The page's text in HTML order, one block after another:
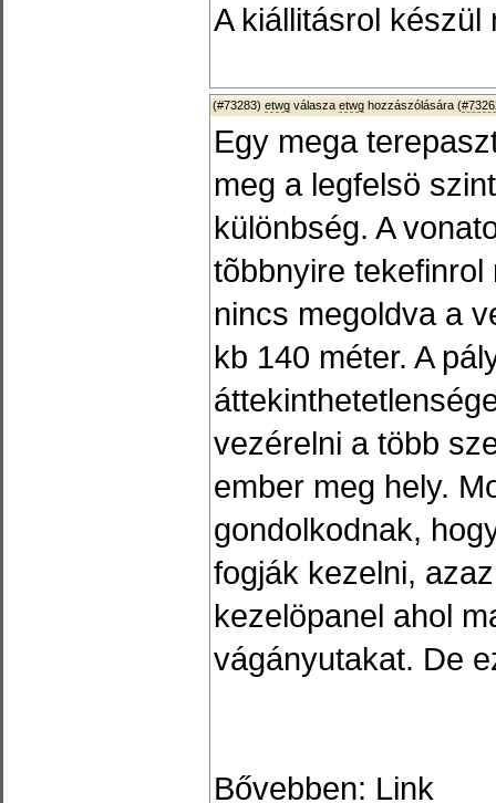
A kiállitásrol készül
(#73283) etwg válasza etwg hozzászólására (
Egy mega
meg a legfelsö
különbség. A
tõbbnyire
nincs megoldva a
kb 140 méter. A
vezérelni a több
ember meg hely.
gondolkodnak,
fogják kezelni,
kezelöpanel ahol
vágányutakat. De
Bővebben: Link